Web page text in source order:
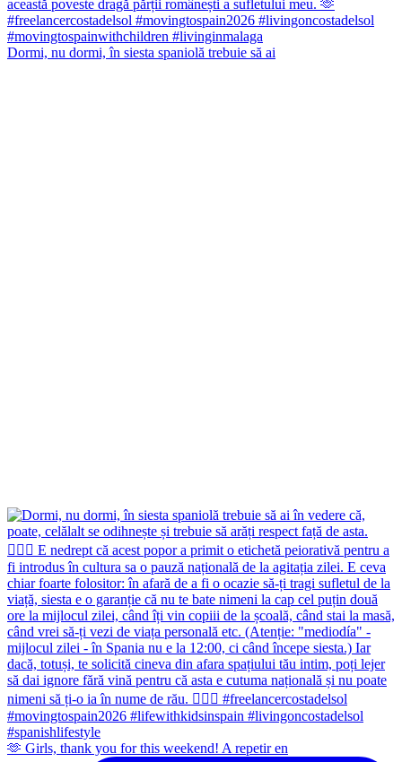
Dormi, nu dormi, în siesta spaniolă trebuie să ai
🫶 Girls, thank you for this weekend! A repetir en